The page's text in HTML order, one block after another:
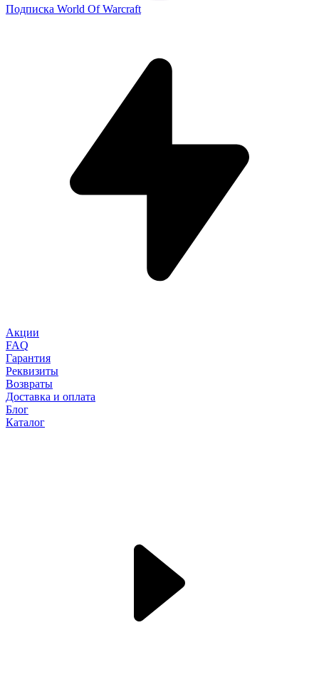
Подписка World Of Warcraft
Акции
FAQ
Гарантия
Реквизиты
Возвраты
Доставка и оплата
Блог
Каталог